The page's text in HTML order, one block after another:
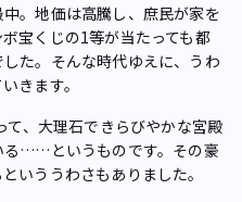
。地価は高騰し、庶民が家を
宝くじの1等が当たっても都
た。そんな時代ゆえに、うわ
きます。
、大理石できらびやかな宮殿
る……というものです。その豪
いううわさもありました。